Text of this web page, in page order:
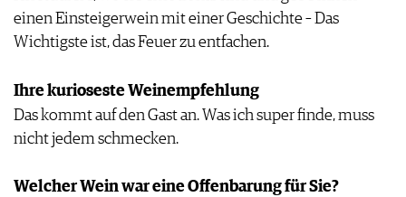
einen Einsteigerwein mit einer Geschichte – Das
Wichtigste ist, das Feuer zu entfachen.
Ihre kurioseste Weinempfehlung
Das kommt auf den Gast an. Was ich super finde, muss
nicht jedem schmecken.
Welcher Wein war eine Offenbarung für Sie?